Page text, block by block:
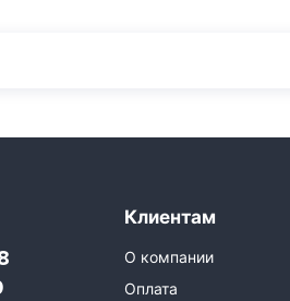
Клиентам
О компании
Оплата